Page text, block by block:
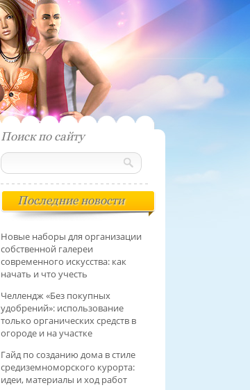
Поиск по сайту
Последние новости
Новые наборы для организации
собственной галереи
современного искусства: как
начать и что учесть
Челлендж «Без покупных
удобрений»: использование
только органических средств в
огороде и на участке
Гайд по созданию дома в стиле
средиземноморского курорта:
идеи, материалы и ход работ